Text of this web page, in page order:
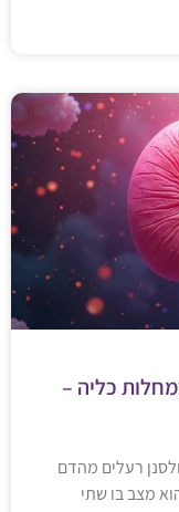
כליה –
רעלים מהדם
מצב בו שתי